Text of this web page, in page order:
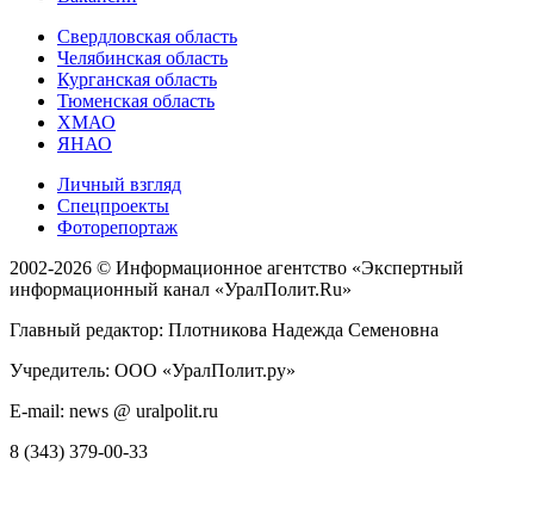
Свердловская область
Челябинская область
Курганская область
Тюменская область
ХМАО
ЯНАО
Личный взгляд
Спецпроекты
Фоторепортаж
2002-2026 © Информационное агентство «Экспертный
информационный канал «УралПолит.Ru»
Главный редактор: Плотникова Надежда Семеновна
Учредитель: ООО «УралПолит.ру»
E-mail: news @ uralpolit.ru
8 (343) 379-00-33